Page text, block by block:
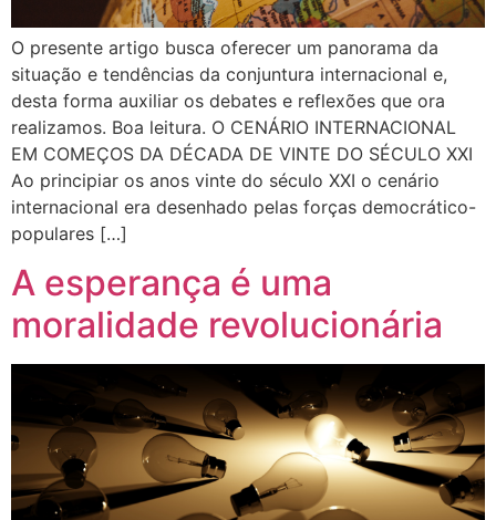
O presente artigo busca oferecer um panorama da
situação e tendências da conjuntura internacional e,
desta forma auxiliar os debates e reflexões que ora
realizamos. Boa leitura. O CENÁRIO INTERNACIONAL
EM COMEÇOS DA DÉCADA DE VINTE DO SÉCULO XXI
Ao principiar os anos vinte do século XXI o cenário
internacional era desenhado pelas forças democrático-
populares […]
A esperança é uma
moralidade revolucionária